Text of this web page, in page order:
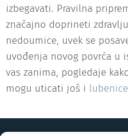
izbegavati. Pravilna
značajno doprineti
nedoumice, uvek se
uvođenja novog povrća u
vas zanima, pogledaje
mogu uticati još i lubenice